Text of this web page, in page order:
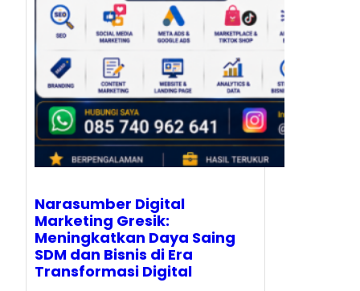
Narasumber Digital
Marketing Gresik:
Meningkatkan Daya Saing
SDM dan Bisnis di Era
Transformasi Digital